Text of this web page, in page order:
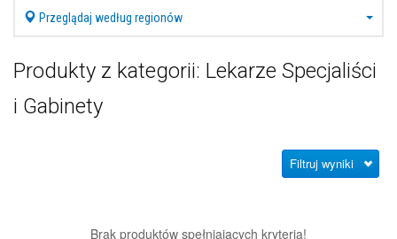
Przeglądaj według regionów
Produkty z kategorii: Lekarze Specjaliści
i Gabinety
Filtruj wyniki
Brak produktów spełniających kryteria!